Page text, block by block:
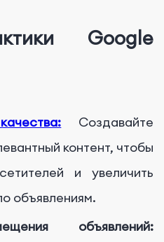
Google
Создавайте
контент, чтобы
и увеличить
объявлениям.
объявлений: